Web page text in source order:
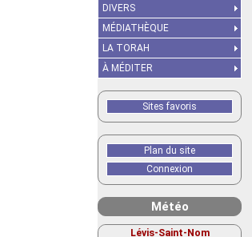
DIVERS
MÉDIATHÈQUE
LA TORAH
À MÉDITER
Sites favoris
Plan du site
Connexion
Météo
Lévis-Saint-Nom